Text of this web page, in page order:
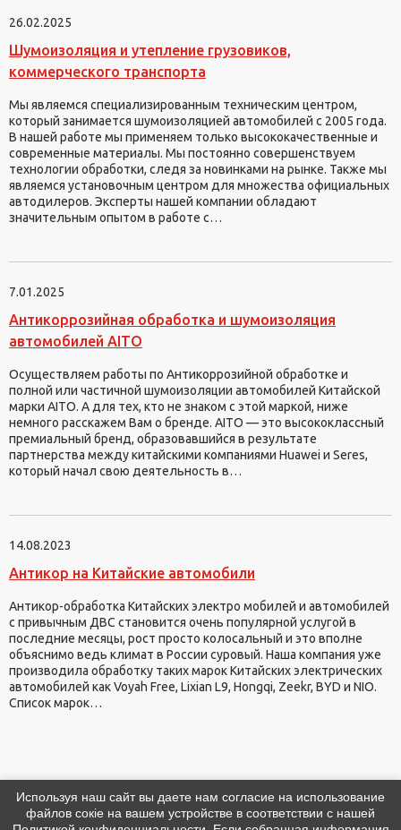
26.02.2025
Шумоизоляция и утепление грузовиков,
коммерческого транспорта
Мы являемся специализированным техническим центром,
который занимается шумоизоляцией автомобилей с 2005 года.
В нашей работе мы применяем только высококачественные и
современные материалы. Мы постоянно совершенствуем
технологии обработки, следя за новинками на рынке. Также мы
являемся установочным центром для множества официальных
автодилеров. Эксперты нашей компании обладают
значительным опытом в работе с…
7.01.2025
Антикоррозийная обработка и шумоизоляция
автомобилей AITO
Осуществляем работы по Антикоррозийной обработке и
полной или частичной шумоизоляции автомобилей Китайской
марки AITO. А для тех, кто не знаком с этой маркой, ниже
немного расскажем Вам о бренде. AITO — это высококлассный
премиальный бренд, образовавшийся в результате
партнерства между китайскими компаниями Huawei и Seres,
который начал свою деятельность в…
14.08.2023
Антикор на Китайские автомобили
Антикор-обработка Китайских электро мобилей и автомобилей
с привычным ДВС становится очень популярной услугой в
последние месяцы, рост просто колосальный и это вполне
объяснимо ведь климат в России суровый. Наша компания уже
производила обработку таких марок Китайских электрических
автомобилей как Voyah Free, Lixian L9, Hongqi, Zeekr, BYD и NIO.
Список марок…
ООО «РБ Групп Проф»
Используя наш сайт вы даете нам согласие на использование
файлов сокіе на вашем устройстве в соответствии с нашей